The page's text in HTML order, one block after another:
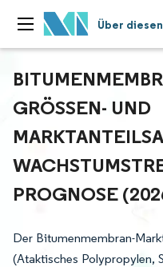
Über
GRÖSSEN- UND M
ROGNOSE
Der Bitumenmembran-
(Ataktisches Polypropylen,